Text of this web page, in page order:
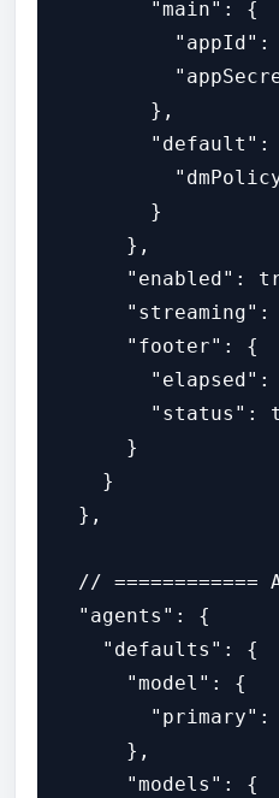
        "main": {
"appId":
        },
"default":
        }
      },
"enabled":
"streaming":
      "footer": {
"elapsed":
"status":
      }
    }
  },
// ============
  "agents": {
    "defaults": {
      "model": {
"primary":
      },
      "models": {